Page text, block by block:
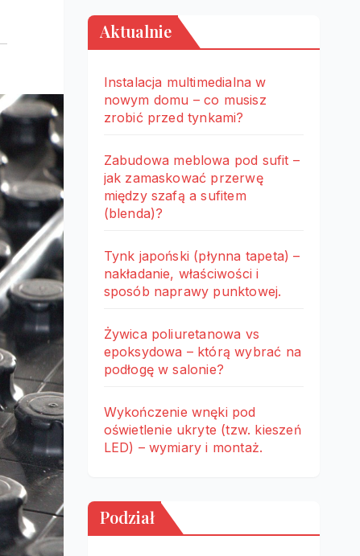
Aktualnie
Instalacja multimedialna w
nowym domu – co musisz
zrobić przed tynkami?
Zabudowa meblowa pod sufit –
jak zamaskować przerwę
między szafą a sufitem
(blenda)?
Tynk japoński (płynna tapeta) –
nakładanie, właściwości i
sposób naprawy punktowej.
Żywica poliuretanowa vs
epoksydowa – którą wybrać na
podłogę w salonie?
Wykończenie wnęki pod
oświetlenie ukryte (tzw. kieszeń
LED) – wymiary i montaż.
Podział